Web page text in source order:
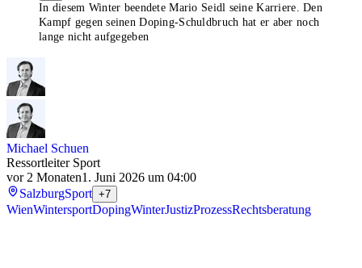
In diesem Winter beendete Mario Seidl seine Karriere. Den
Kampf gegen seinen Doping-Schuldbruch hat er aber noch
lange nicht aufgegeben
Michael Schuen
Ressortleiter Sport
vor 2 Monaten1. Juni 2026 um 04:00
SalzburgSport +7
WienWintersportDopingWinterJustizProzessRechtsberatung